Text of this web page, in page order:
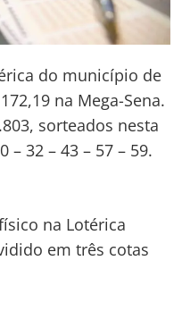
do município de
na Mega-Sena.
sorteados nesta
– 32 – 43 – 57 – 59.
na Lotérica
em três cotas